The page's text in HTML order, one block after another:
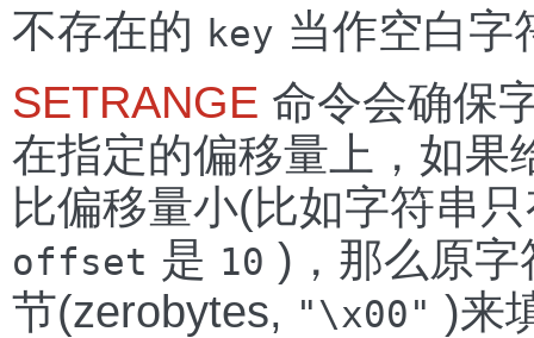
不存在的 key 当作空白字
SETRANGE 命令会确保
在指定的偏移量上，如果
比偏移量小(比如字符串
offset 是 10 )，那么原
节(zerobytes, "\x00" )来